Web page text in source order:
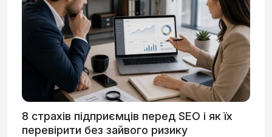
8 страхів підприємців перед SEO і як їх
перевірити без зайвого ризику